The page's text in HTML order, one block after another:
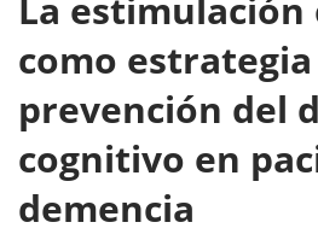
La estimulación
como
prevención del
cognitivo en
demencia